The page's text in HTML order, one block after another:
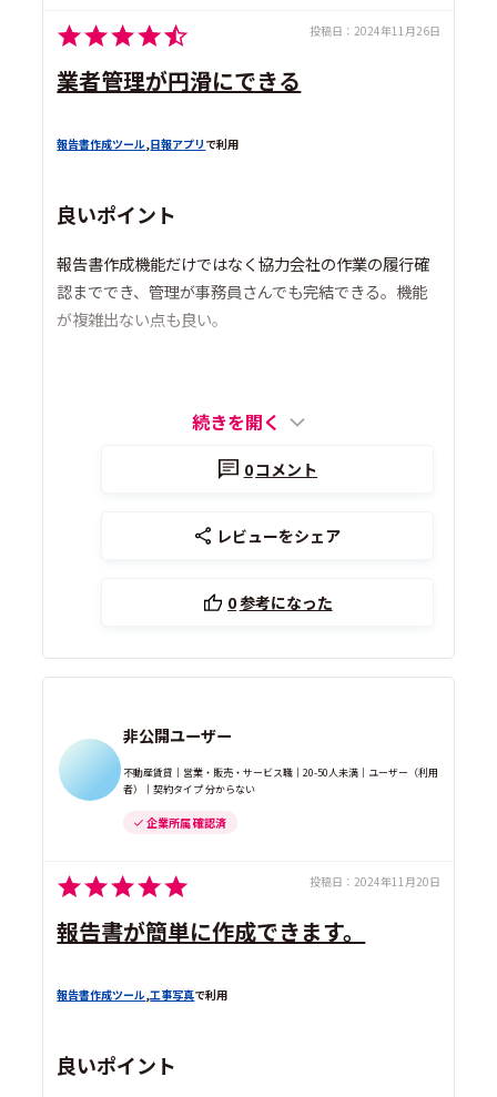
投稿日： 2024年11月26日
業者管理が円滑にできる
報告書作成ツール,日報アプリ で利用
良いポイント
報告書作成機能だけではなく協力会社の作業の履行確
認まででき、管理が事務員さんでも完結できる。機能
が複雑出ない点も良い。
続きを開く
0コメント
レビューをシェア
0参考になった
非公開ユーザー
不動産賃貸｜営業・販売・サービス職｜20-50人未満｜ユーザー（利用
者）｜契約タイプ 分からない
企業所属 確認済
投稿日： 2024年11月20日
報告書が簡単に作成できます。
報告書作成ツール,工事写真で利用
良いポイント